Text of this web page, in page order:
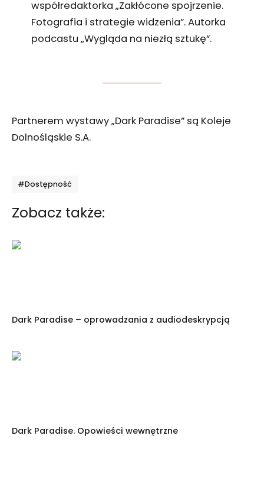
współredaktorka „Zakłócone spojrzenie.
Fotografia i strategie widzenia”. Autorka
podcastu „Wygląda na niezłą sztukę”.
Partnerem wystawy „Dark Paradise” są Koleje
Dolnośląskie S.A.
#Dostępność
Zobacz także:
Dark Paradise – oprowadzania z audiodeskrypcją
Dark Paradise. Opo­wieści wewnętrzne